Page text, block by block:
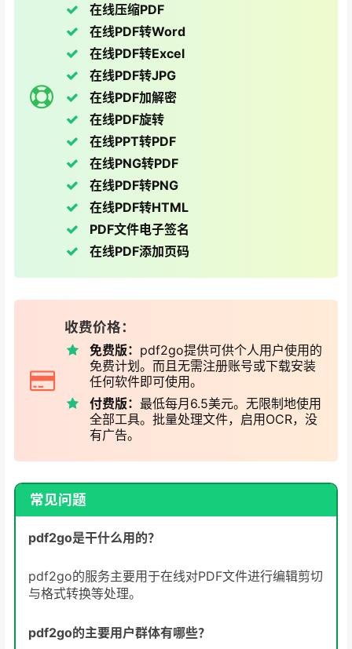
在线压缩PDF
在线PDF转Word
在线PDF转Excel
在线PDF转JPG
在线PDF加解密
在线PDF旋转
在线PPT转PDF
在线PNG转PDF
在线PDF转PNG
在线PDF转HTML
PDF文件电子签名
在线PDF添加页码
收费价格：
免费版： pdf2go提供可供个人用户使用的
免费计划。而且无需注册账号或下载安装
任何软件即可使用。
付费版： 最低每月6.5美元。无限制地使用
全部工具。批量处理文件，启用OCR，没
有广告。
常见问题
pdf2go是干什么用的？
pdf2go的服务主要用于在线对PDF文件进行编辑剪切
与格式转换等处理。
pdf2go的主要用户群体有哪些？